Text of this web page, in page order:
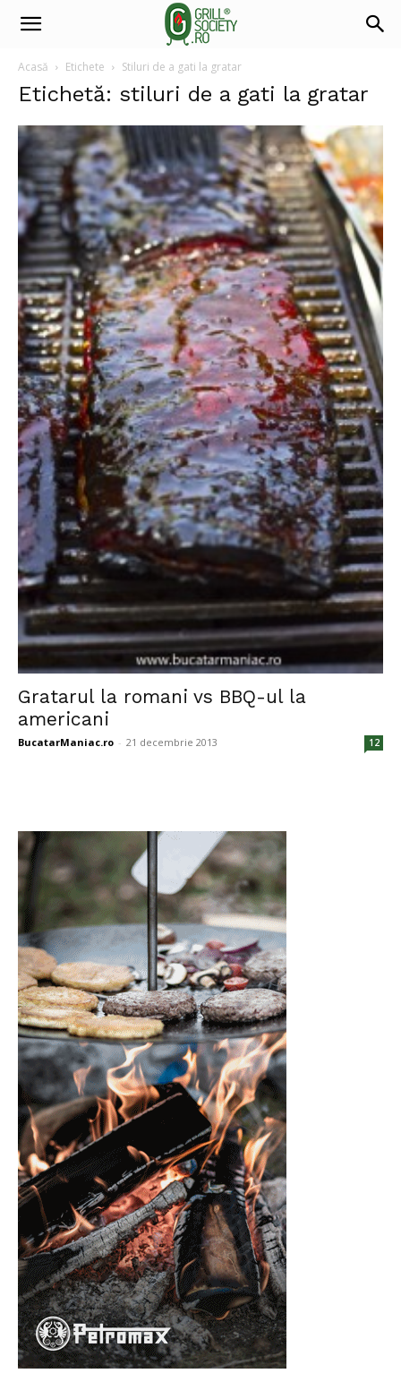
Acasă Etichete Stiluri de a gati la gratar
Etichetă: stiluri de a gati la gratar
Gratarul la romani vs BBQ-ul la
americani
BucatarManiac.ro - 21 decembrie 2013 12